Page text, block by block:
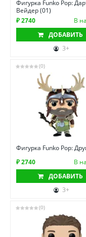
Фигурка Funko Pop:
Вейдер (01)
₽ 2740
В
ДОБАВИТЬ
3+
(0)
Фигурка Funko Pop:
₽ 2740
В
ДОБАВИТЬ
3+
(0)